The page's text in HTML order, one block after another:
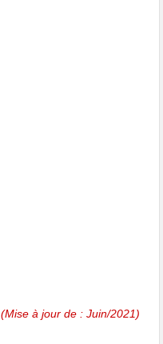
(Mise à jour de : Juin/2021)